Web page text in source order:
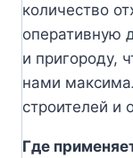
количество
оперативную
и пригороду,
нами
строителей и
Где